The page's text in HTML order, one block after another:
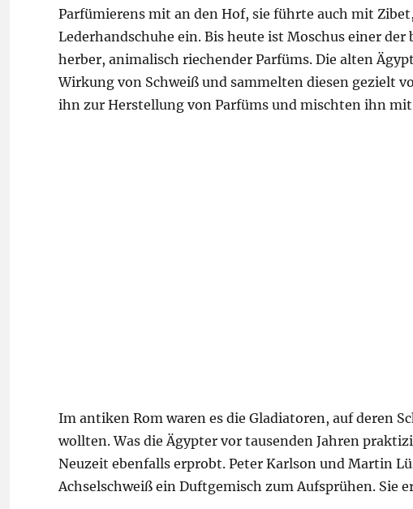
Parfümierens mit an den Hof, sie führte auch mit
Lederhandschuhe ein. Bis heute ist Moschus einer
herber, animalisch riechender Parfüms. Die alten
Wirkung von Schweiß und sammelten diesen gezielt
ihn zur Herstellung von Parfüms und mischten ihn
Im antiken Rom waren es die Gladiatoren, auf deren
wollten. Was die Ägypter vor tausenden Jahren
Neuzeit ebenfalls erprobt. Peter Karlson und Martin
Achselschweiß ein Duftgemisch zum Aufsprühen. Sie